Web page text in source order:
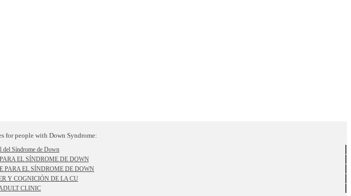
for people with Down Syndrome:
del Síndrome de Down
EL SÍNDROME DE DOWN
PARA EL SÍNDROME DE DOWN
Y COGNICIÓN DE LA CU
CLINIC